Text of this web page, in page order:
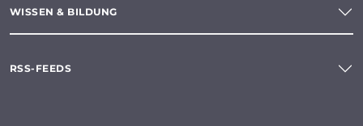
WISSEN & BILDUNG
RSS-FEEDS